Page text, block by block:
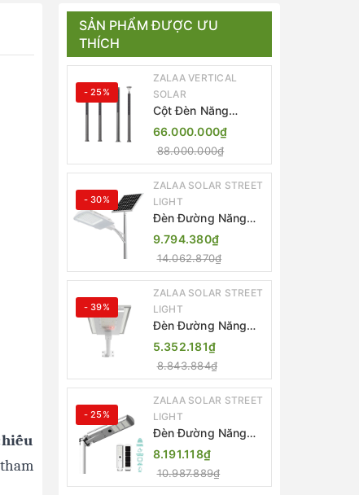
SẢN PHẨM ĐƯỢC ƯU
THÍCH
- 25%
ZALAA VERTICAL
SOLAR
Cột Đèn Năng
Lượng Mặt Trời Dọc
Thông Minh ZSR-
YYDS-360 | ZALAA
Jsc
66.000.000₫
88.000.000₫
- 30%
ZALAA SOLAR STREET
LIGHT
Đèn Đường Năng
Lượng Mặt Trời
Thông Minh Điều
Khiển MPPT ZL-
GMX01 ZALAA
9.794.380₫
14.062.870₫
- 39%
ZALAA SOLAR STREET
LIGHT
Đèn Đường Năng
Lượng Mặt Trời
Nhôm Đúc ZALAA
ZL-BWH Cao Cấp
IP65
5.352.181₫
8.843.884₫
- 25%
ZALAA SOLAR STREET
LIGHT
Đèn Đường Năng
Lượng Mặt Trời Tích
Hợp Camera ZALAA
ZL-BJ04-CCTV
8.191.118₫
10.987.889₫